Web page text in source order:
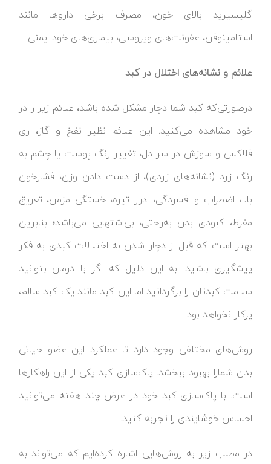
گلیسیرید بالای خون، مصرف برخی داروها مانند
استامینوفن، عفونت‌های ویروسی، بیماری‌های خود ایمنی
علائم و نشانه‌های اختلال در کبد
درصورتی‌که کبد شما دچار مشکل شده باشد، علائم زیر را در
خود مشاهده می‌کنید. این علائم نظیر نفخ و گاز، ری
فلاکس و سوزش در سر دل، تغییر رنگ پوست یا چشم به
رنگ زرد (نشانه‌های زردی)، از دست دادن وزن، فشارخون
بالا، اضطراب و افسردگی، ادرار تیره، خستگی مزمن، تعریق
مفرط، کبودی بدن به‌راحتی، بی‌اشتهایی می‌باشد؛ بنابراین
بهتر است که قبل از دچار شدن به اختلالات کبدی به فکر
پیشگیری باشید. به این دلیل که اگر با درمان بتوانید
سلامت کبدتان را برگردانید اما این کبد مانند یک کبد سالم،
پرکار نخواهد بود.
روش‌های مختلفی وجود دارد تا عملکرد این عضو حیاتی
بدن شمارا بهبود ببخشد. پاک‌سازی کبد یکی از این راهکارها
است. با پاک‌سازی کبد خود در عرض چند هفته می‌توانید
احساس خوشایندی را تجربه کنید.
در مطلب زیر به روش‌هایی اشاره کرده‌ایم که می‌تواند به